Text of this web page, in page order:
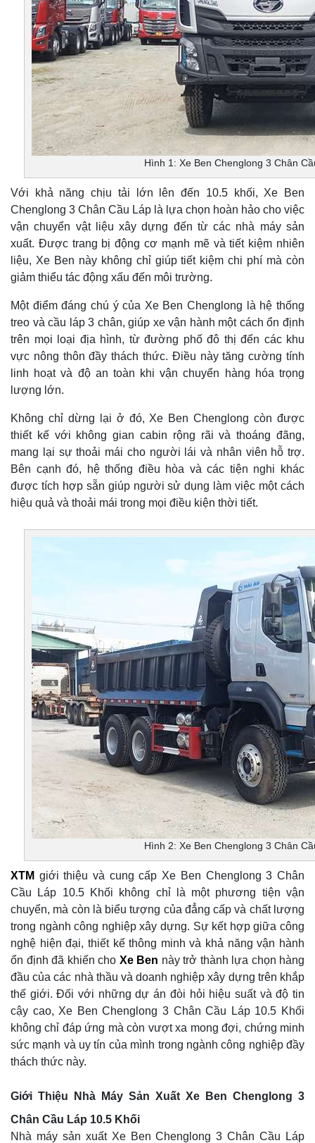
Hình 1: Xe Ben Chenglong 3 Chân
Với khả năng chịu tải lớn lên đến 10.5 khối, Xe Ben
Chenglong 3 Chân Cầu Láp là lựa chọn hoàn hảo cho việc
vận chuyển vật liệu xây dựng đến từ các nhà máy sản
xuất. Được trang bị động cơ mạnh mẽ và tiết kiệm nhiên
liệu, Xe Ben này không chỉ giúp tiết kiệm chi phí mà còn
giảm thiểu tác động xấu đến môi trường.
Một điểm đáng chú ý của Xe Ben Chenglong là hệ thống
treo và cầu láp 3 chân, giúp xe vận hành một cách ổn định
trên mọi loại địa hình, từ đường phố đô thị đến các khu
vực nông thôn đầy thách thức. Điều này tăng cường tính
linh hoạt và độ an toàn khi vận chuyển hàng hóa trọng
lượng lớn.
Không chỉ dừng lại ở đó, Xe Ben Chenglong còn được
thiết kế với không gian cabin rộng rãi và thoáng đãng,
mang lại sự thoải mái cho người lái và nhân viên hỗ trợ.
Bên cạnh đó, hệ thống điều hòa và các tiện nghi khác
được tích hợp sẵn giúp người sử dụng làm việc một cách
hiệu quả và thoải mái trong mọi điều kiện thời tiết.
Hình 2: Xe Ben Chenglong 3 Chân
XTM giới thiệu và cung cấp Xe Ben Chenglong 3 Chân
Cầu Láp 10.5 Khối không chỉ là một phương tiện vận
chuyển, mà còn là biểu tượng của đẳng cấp và chất lượng
trong ngành công nghiệp xây dựng. Sự kết hợp giữa công
nghệ hiện đại, thiết kế thông minh và khả năng vận hành
ổn định đã khiến cho Xe Ben này trở thành lựa chọn hàng
đầu của các nhà thầu và doanh nghiệp xây dựng trên khắp
thế giới. Đối với những dự án đòi hỏi hiệu suất và độ tin
cậy cao, Xe Ben Chenglong 3 Chân Cầu Láp 10.5 Khối
không chỉ đáp ứng mà còn vượt xa mong đợi, chứng minh
sức mạnh và uy tín của mình trong ngành công nghiệp đầy
thách thức này.
Giới Thiệu Nhà Máy Sản Xuất Xe Ben Chenglong 3
Chân Cầu Láp 10.5 Khối
Nhà máy sản xuất Xe Ben Chenglong 3 Chân Cầu Láp